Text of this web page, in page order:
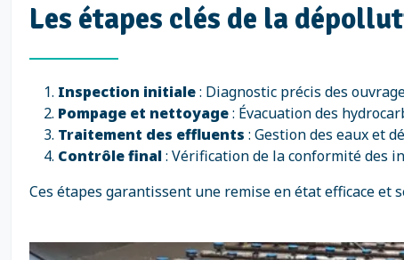
Les étapes clés de la
Inspection initiale: Diagnostic précis des
Pompage et nettoyage: Évacuation des
Traitement des effluents : Gestion des eaux et
Contrôle final: Vérification de la conformité des
Ces étapes garantissent une remise en état efficace et